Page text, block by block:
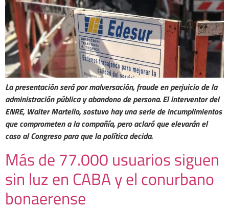
La presentación será por malversación, fraude en perjuicio de la
administración pública y abandono de persona. El interventor del
ENRE, Walter Martello, sostuvo hay una serie de incumplimientos
que comprometen a la compañía, pero aclaró que elevarán el
caso al Congreso para que la política decida.
Más de 77.000 usuarios siguen
sin luz en CABA y el conurbano
bonaerense